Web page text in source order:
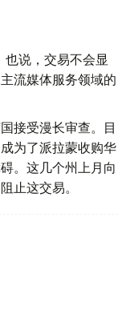
说，交易不会显
流媒体服务领域的
接受漫长审查。目
为了派拉蒙收购华
。这几个州上月向
止这交易。